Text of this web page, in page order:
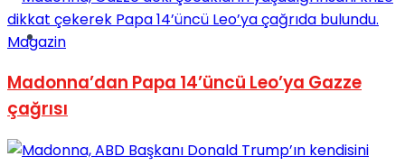
Tatil
Magazin
Madonna’dan Papa 14’üncü Leo’ya Gazze
çağrısı